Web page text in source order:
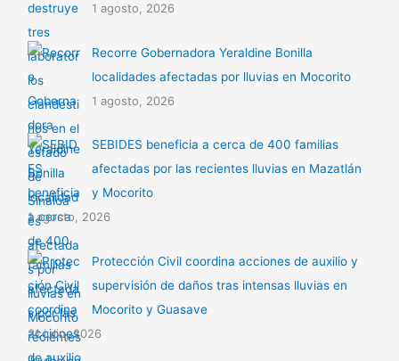
1 agosto, 2026
Recorre Gobernadora Yeraldine Bonilla
localidades afectadas por lluvias en Mocorito
1 agosto, 2026
SEBIDES beneficia a cerca de 400 familias
afectadas por las recientes lluvias en Mazatlán
y Mocorito
1 agosto, 2026
Protección Civil coordina acciones de auxilio y
supervisión de daños tras intensas lluvias en
Mocorito y Guasave
31 julio, 2026